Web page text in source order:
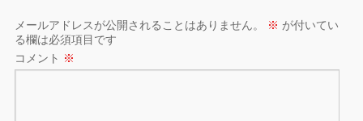
メールアドレスが公開されることはありません。 ※ が付いてい
る欄は必須項目です
コメント ※